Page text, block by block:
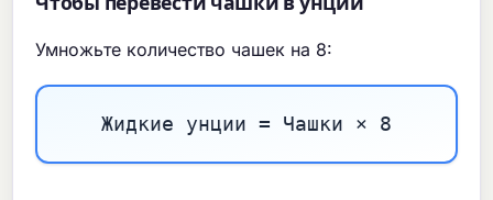
Умножьте количество чашек на 8:
Жидкие унции = Чашки × 8